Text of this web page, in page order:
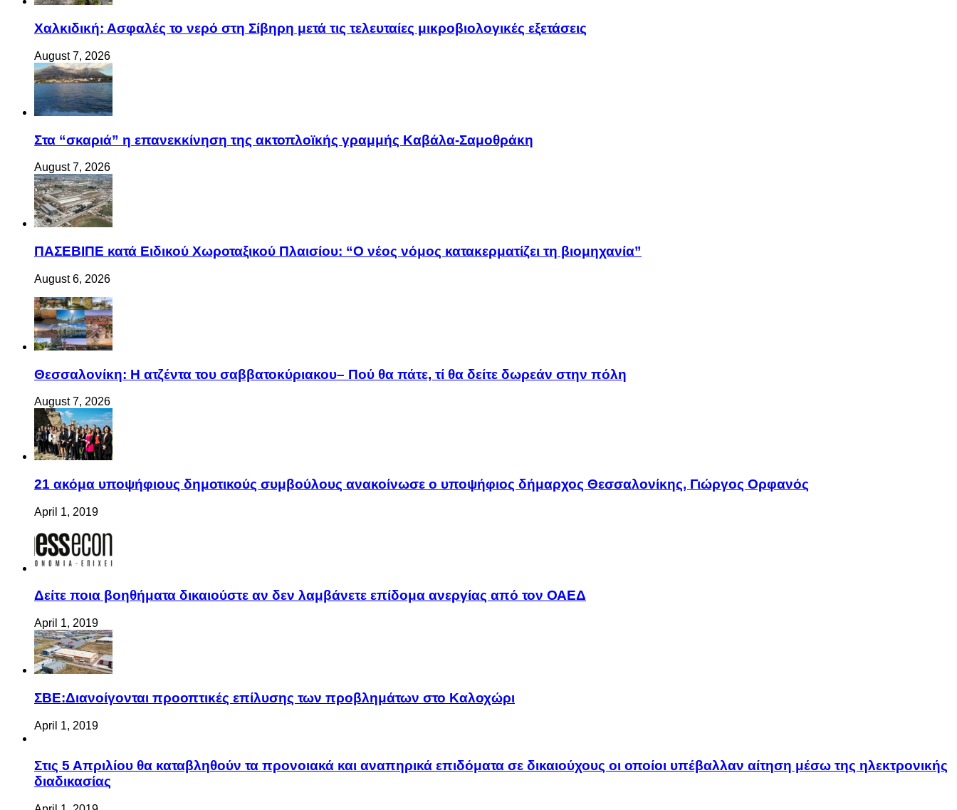
Χαλκιδική: Ασφαλές το νερό στη Σίβηρη μετά τις τελευταίες μικροβιολογικές εξετάσεις
August 7, 2026
Στα “σκαριά” η επανεκκίνηση της ακτοπλοϊκής γραμμής Καβάλα-Σαμοθράκη
August 7, 2026
ΠΑΣΕΒΙΠΕ κατά Ειδικού Χωροταξικού Πλαισίου: “Ο νέος νόμος κατακερματίζει τη βιομηχανία”
August 6, 2026
Θεσσαλονίκη: Η ατζέντα του σαββατοκύριακου– Πού θα πάτε, τί θα δείτε δωρεάν στην πόλη
August 7, 2026
21 ακόμα υποψήφιους δημοτικούς συμβούλους ανακοίνωσε ο υποψήφιος δήμαρχος Θεσσαλονίκης, Γιώργος Ορφανός
April 1, 2019
Δείτε ποια βοηθήματα δικαιούστε αν δεν λαμβάνετε επίδομα ανεργίας από τον ΟΑΕΔ
April 1, 2019
ΣΒΕ:Διανοίγονται προοπτικές επίλυσης των προβλημάτων στο Καλοχώρι
April 1, 2019
Στις 5 Απριλίου θα καταβληθούν τα προνοιακά και αναπηρικά επιδόματα σε δικαιούχους οι οποίοι υπέβαλλαν αίτηση μέσω της ηλεκτρονικής
διαδικασίας